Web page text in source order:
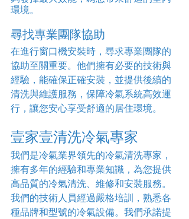
環境。
尋找專業團隊協助
在進行窗口機安裝時，尋求專業團隊的
協助至關重要。他們擁有必要的技術與
經驗，能確保正確安裝，並提供後續的
清洗與維護服務，保障冷氣系統高效運
行，讓您安心享受舒適的居住環境。
壹家壹清洗冷氣專家
我們是冷氣業界領先的冷氣清洗專家，
擁有多年的經驗和專業知識，為您提供
高品質的冷氣清洗、維修和安裝服務。
我們的技術人員經過嚴格培訓，熟悉各
種品牌和型號的冷氣設備。我們承諾提